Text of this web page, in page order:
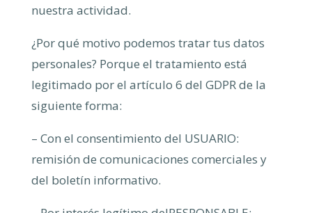
nuestra actividad.
¿Por qué motivo podemos tratar tus datos
personales? Porque el tratamiento está
legitimado por el artículo 6 del GDPR de la
siguiente forma:
– Con el consentimiento del USUARIO:
remisión de comunicaciones comerciales y
del boletín informativo.